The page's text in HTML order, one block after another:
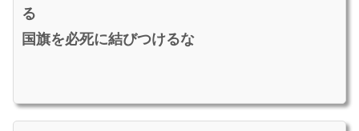
る
国旗を必死に結びつけるな